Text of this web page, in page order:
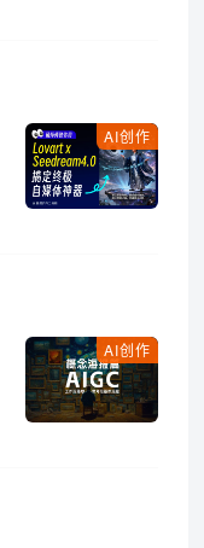
AI创作
AI创作